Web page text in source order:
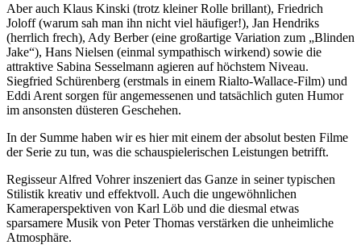
Aber auch Klaus Kinski (trotz kleiner Rolle brillant), Friedrich
Joloff (warum sah man ihn nicht viel häufiger!), Jan Hendriks
(herrlich frech), Ady Berber (eine großartige Variation zum „Blinden
Jake“), Hans Nielsen (einmal sympathisch wirkend) sowie die
attraktive Sabina Sesselmann agieren auf höchstem Niveau.
Siegfried Schürenberg (erstmals in einem Rialto-Wallace-Film) und
Eddi Arent sorgen für angemessenen und tatsächlich guten Humor
im ansonsten düsteren Geschehen.
In der Summe haben wir es hier mit einem der absolut besten Filme
der Serie zu tun, was die schauspielerischen Leistungen betrifft.
Regisseur Alfred Vohrer inszeniert das Ganze in seiner typischen
Stilistik kreativ und effektvoll. Auch die ungewöhnlichen
Kameraperspektiven von Karl Löb und die diesmal etwas
sparsamere Musik von Peter Thomas verstärken die unheimliche
Atmosphäre.